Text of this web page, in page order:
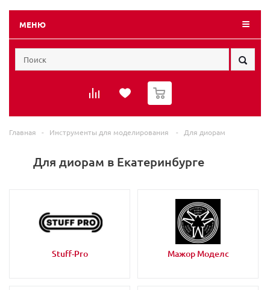
МЕНЮ
0
Главная - Инструменты для моделирования - Для диорам
Для диорам в Екатеринбурге
Stuff-Pro Мажор Моделс